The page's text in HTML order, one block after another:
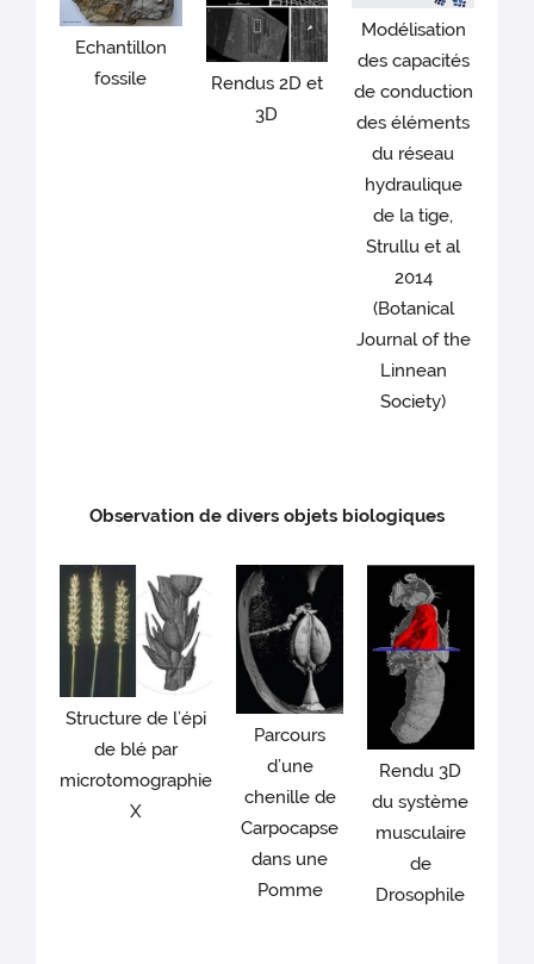
Echantillon
fossile
Rendus 2D et
3D
Modélisation
des capacités
de conduction
des éléments
du réseau
hydraulique
de la tige,
Strullu et al
2014
(Botanical
Journal of the
Linnean
Society)
Observation de divers objets biologiques
Structure de l’épi
de blé par
microtomographie
X
Parcours
d’une
chenille de
Carpocapse
dans une
Pomme
Rendu 3D
du système
musculaire
de
Drosophile